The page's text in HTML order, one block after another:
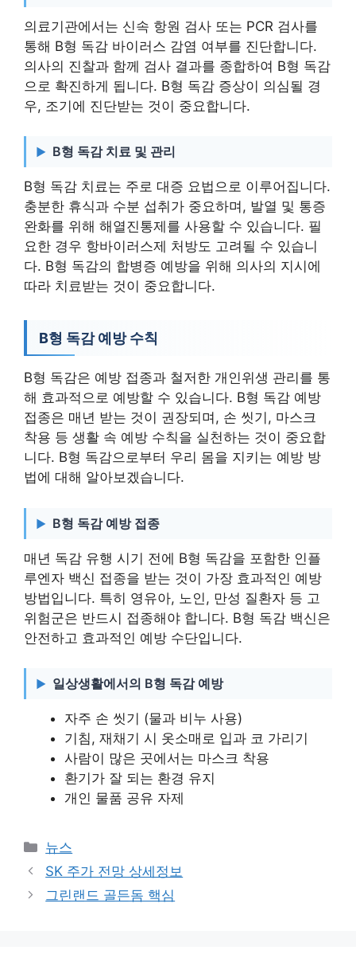
의료기관에서는 신속 항원 검사 또는 PCR 검사를
통해 B형 독감 바이러스 감염 여부를 진단합니다.
의사의 진찰과 함께 검사 결과를 종합하여 B형 독감
으로 확진하게 됩니다. B형 독감 증상이 의심될 경
우, 조기에 진단받는 것이 중요합니다.
B형 독감 치료 및 관리
B형 독감 치료는 주로 대증 요법으로 이루어집니다.
충분한 휴식과 수분 섭취가 중요하며, 발열 및 통증
완화를 위해 해열진통제를 사용할 수 있습니다. 필
요한 경우 항바이러스제 처방도 고려될 수 있습니
다. B형 독감의 합병증 예방을 위해 의사의 지시에
따라 치료받는 것이 중요합니다.
B형 독감 예방 수칙
B형 독감은 예방 접종과 철저한 개인위생 관리를 통
해 효과적으로 예방할 수 있습니다. B형 독감 예방
접종은 매년 받는 것이 권장되며, 손 씻기, 마스크
착용 등 생활 속 예방 수칙을 실천하는 것이 중요합
니다. B형 독감으로부터 우리 몸을 지키는 예방 방
법에 대해 알아보겠습니다.
B형 독감 예방 접종
매년 독감 유행 시기 전에 B형 독감을 포함한 인플
루엔자 백신 접종을 받는 것이 가장 효과적인 예방
방법입니다. 특히 영유아, 노인, 만성 질환자 등 고
위험군은 반드시 접종해야 합니다. B형 독감 백신은
안전하고 효과적인 예방 수단입니다.
일상생활에서의 B형 독감 예방
자주 손 씻기 (물과 비누 사용)
기침, 재채기 시 옷소매로 입과 코 가리기
사람이 많은 곳에서는 마스크 착용
환기가 잘 되는 환경 유지
개인 물품 공유 자제
카
테
리
뉴스
SK 주가 전망 상세정보
그린랜드 골든돔 핵심